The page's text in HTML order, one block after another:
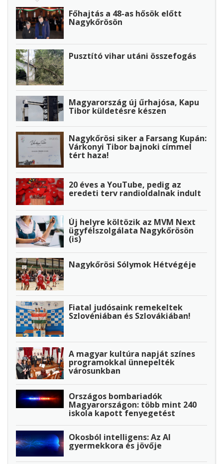
Főhajtás a 48-as hősök előtt
Nagykőrösön
Pusztító vihar utáni összefogás
Magyarország új űrhajósa, Kapu
Tibor küldetésre készen
Nagykőrösi siker a Farsang Kupán:
Várkonyi Tibor bajnoki címmel
tért haza!
20 éves a YouTube, pedig az
eredeti terv randioldalnak indult
Új helyre költözik az MVM Next
ügyfélszolgálata Nagykőrösön
(is)
Nagykőrösi Sólymok Hétvégéje
Fiatal judósaink remekeltek
Szlovéniában és Szlovákiában!
A magyar kultúra napját színes
programokkal ünnepelték
városunkban
Országos bombariadók
Magyarországon: több mint 240
iskola kapott fenyegetést
Okosból intelligens: Az AI
gyermekkora és jövője